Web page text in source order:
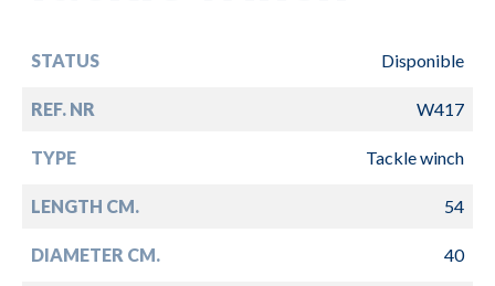
STATUS Disponible
REF. NR W417
TYPE Tackle winch
LENGTH CM. 54
DIAMETER CM. 40